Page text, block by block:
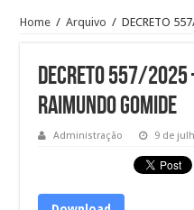
Home / Arquivo / DECRETO
DECRETO 557/2025
RAIMUNDO GOMIDE
Administração 9 de